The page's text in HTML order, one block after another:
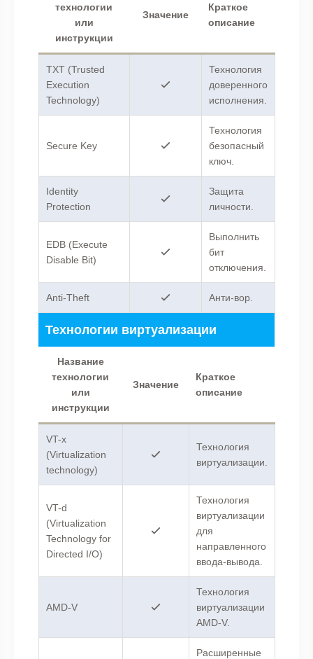
технологии
или
инструкции
Значение
Краткое
описание
TXT (Trusted
Execution
Technology)
Технология
доверенного
исполнения.
Secure Key
Технология
безопасный
ключ.
Identity
Protection
Защита
личности.
EDB (Execute
Disable Bit)
Выполнить
бит
отключения.
Anti-Theft Анти-вор.
Технологии виртуализации
Название
технологии
или
инструкции
Значение
Краткое
описание
VT-x
(Virtualization
technology)
Технология
виртуализации.
VT-d
(Virtualization
Technology for
Directed I/O)
Технология
виртуализации
для
направленного
ввода-вывода.
AMD-V
Технология
виртуализации
AMD-V.
Расширенные